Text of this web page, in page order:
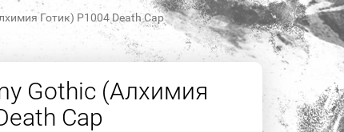
Готик) P1004 Death Cap
Gothic (Алхимия
Cap